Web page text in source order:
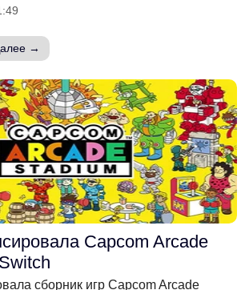
→
Capcom Arcade
сборник игр Capcom Arcade